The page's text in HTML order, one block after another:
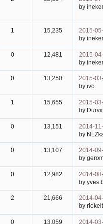
by
1 15,235
2015-
by
0 12,481
2015-
by
0 13,250
2015-
by ivo
1 15,655
2015-
by
0 13,151
2014-
by
0 13,107
2014-
by
0 12,982
2014-
by
2 21,666
2014-
by riekelt
0 13,059 2014-